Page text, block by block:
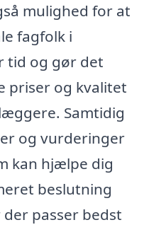
mulighed for at
fagfolk i
tid og gør det
priser og kvalitet
Samtidig
og vurderinger
kan hjælpe dig
beslutning
passer bedst